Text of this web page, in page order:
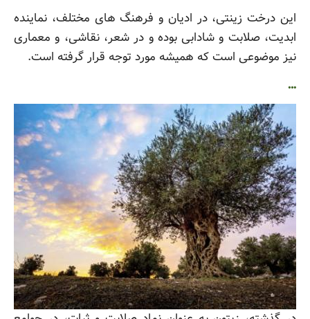
این درخت زینتی، در ادیان و فرهنگ های مختلف، نماینده
ابدیت، صلابت و شادابی بوده و در شعر، نقاشی، و معماری
نیز موضوعی است که همیشه مورد توجه قرار گرفته است.
…